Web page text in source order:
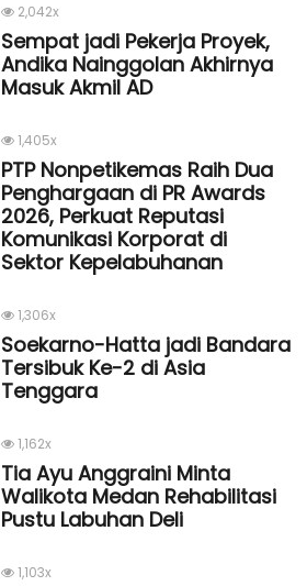
2,042x
Sempat jadi Pekerja Proyek,
Andika Nainggolan Akhirnya
Masuk Akmil AD
1,405x
PTP Nonpetikemas Raih Dua
Penghargaan di PR Awards
2026, Perkuat Reputasi
Komunikasi Korporat di
Sektor Kepelabuhanan
1,306x
Soekarno-Hatta jadi Bandara
Tersibuk Ke-2 di Asia
Tenggara
1,162x
Tia Ayu Anggraini Minta
Walikota Medan Rehabilitasi
Pustu Labuhan Deli
1,103x